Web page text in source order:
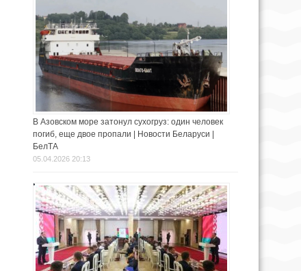
В Азовском море затонул сухогруз: один человек
погиб, еще двое пропали | Новости Беларуси |
БелТА
05.04.2026 20:13